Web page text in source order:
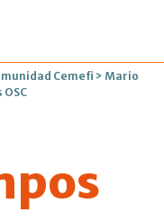
Cemefi > Mario